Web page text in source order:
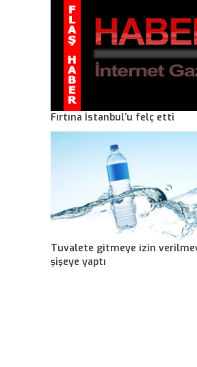
Fırtına İstanbul’u felç etti
Tuvalete gitmeye izin
şişeye yaptı